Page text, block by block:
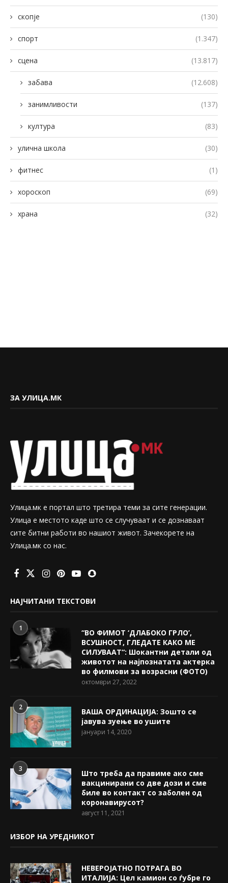
скопје (130)
спорт (1.347)
сцена (13.817)
забава (12.608)
занимливости (137)
култура (83)
улична школа (30)
фитнес (1)
хороскоп (69)
храна (32)
ЗА УЛИЦА.МК
Улица.мк е портал што третира теми за сите генерации.
Улица е местото каде што се случуваат и се дознаваат
сите битни работи во нашиот живот. Зачекорете на
Улица.мк со нас.
НАЈЧИТАНИ ТЕКСТОВИ
1
“ВО ФИМОТ ‘ДЛАБОКО ГРЛО’,
ВСУШНОСТ, ГЛЕДАТЕ КАКО МЕ
СИЛУВААТ“: Шокантни детали од
животот на најпознатата актерка
во филмови за возрасни (ФОТО)
октомври 27, 2022
2
ВАША ОРДИНАЦИЈА: Зошто се
јавува зуење во ушите
јануари 14, 2020
3
Што треба да правиме ако сме
вакцинирани со две дози и сме
биле во контакт со заболен од
коронавирусот?
август 11, 2021
ИЗБОР НА УРЕДНИКОТ
НЕВЕРОЈАТНО ПОТРАГА ВО
ИТАЛИЈА: Цел камион со ѓубре го